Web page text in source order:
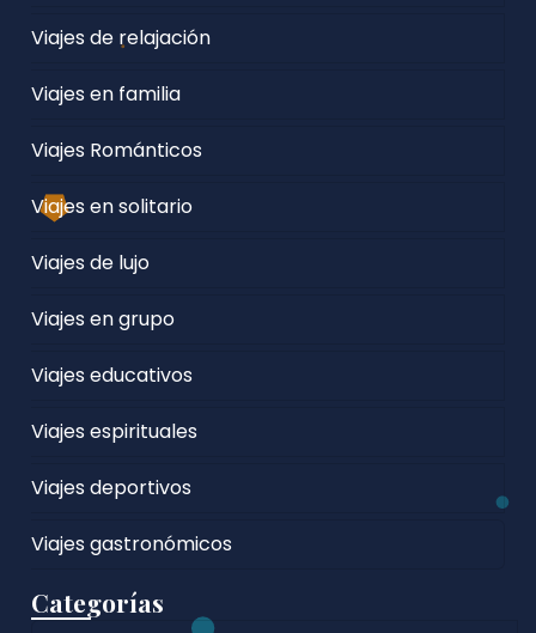
Viajes de relajación
Viajes en familia
Viajes Románticos
Viajes en solitario
Viajes de lujo
Viajes en grupo
Viajes educativos
Viajes espirituales
Viajes deportivos
Viajes gastronómicos
Categorías